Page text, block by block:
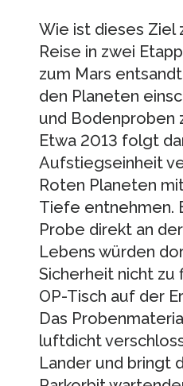
Wie ist dieses Ziel
Reise in zwei
zum Mars
den Planeten
und Bodenproben
Etwa 2013 folgt
Aufstiegseinheit
Roten Planeten
Tiefe entnehmen.
Probe direkt an
Lebens würden
Sicherheit nicht zu
OP-Tisch auf der
Das
luftdicht
Lander und bringt